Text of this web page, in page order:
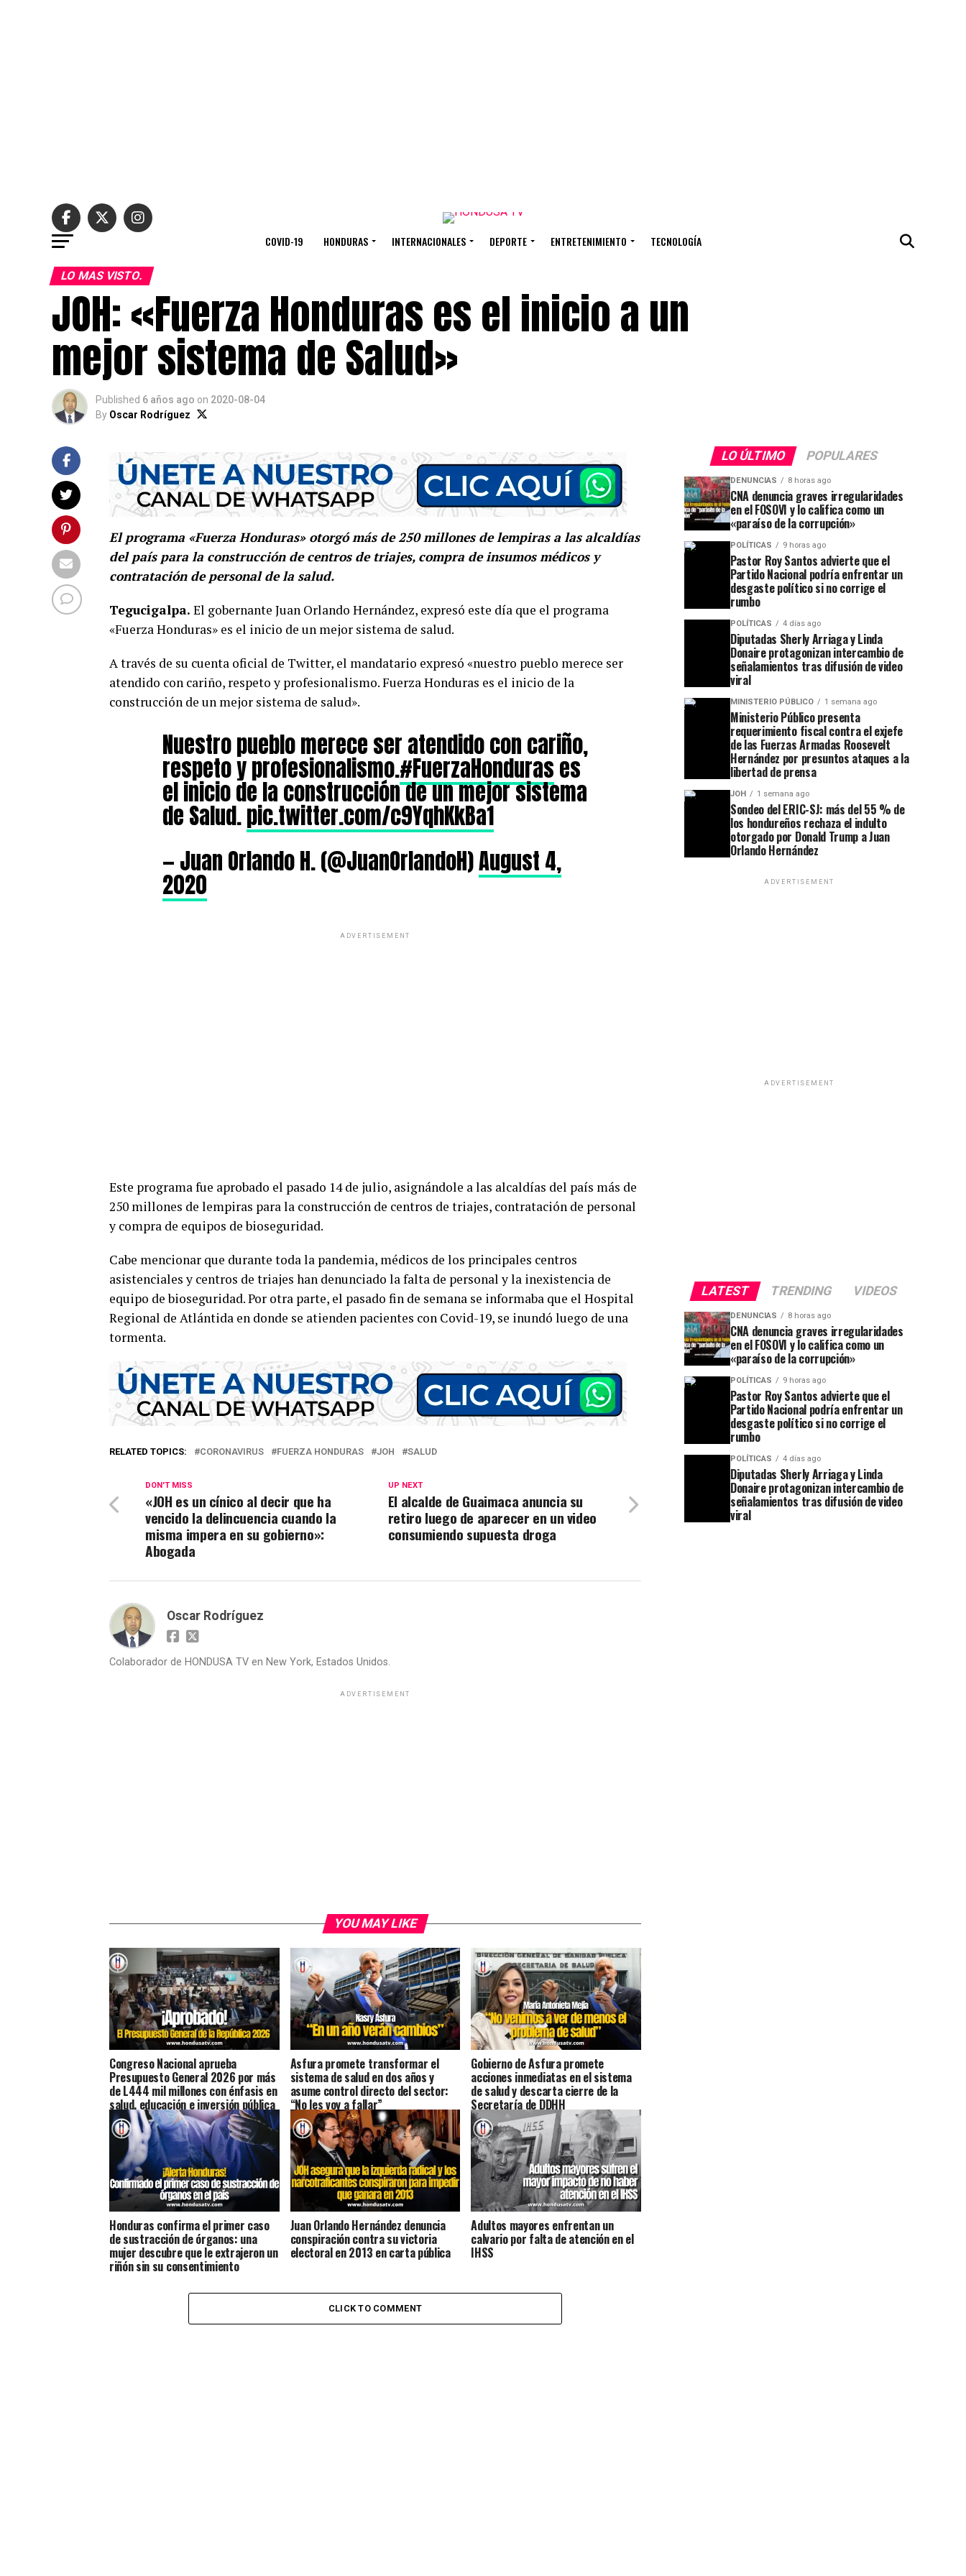
COVID-19 HONDURAS INTERNACIONALES DEPORTE ENTRETENIMIENTO TECNOLOGÍA
LO MAS VISTO.
JOH: «Fuerza Honduras es el inicio a un
mejor sistema de Salud»
Published 6 años ago on 2020-08-04
By Oscar Rodríguez
El programa «Fuerza Honduras» otorgó más de 250 millones de lempiras a las alcaldías
del país para la construcción de centros de triajes, compra de insumos médicos y
contratación de personal de la salud.
Tegucigalpa. El gobernante Juan Orlando Hernández, expresó este día que el programa
«Fuerza Honduras» es el inicio de un mejor sistema de salud.
A través de su cuenta oficial de Twitter, el mandatario expresó «nuestro pueblo merece ser
atendido con cariño, respeto y profesionalismo. Fuerza Honduras es el inicio de la
construcción de un mejor sistema de salud».
Nuestro pueblo merece ser atendido con cariño,
respeto y profesionalismo.#FuerzaHondurases
el inicio de la construcción de un mejor sistema
de Salud.pic.twitter.com/c9YqhKkBa1
— Juan Orlando H. (@JuanOrlandoH)August 4,
2020
ADVERTISEMENT
Este programa fue aprobado el pasado 14 de julio, asignándole a las alcaldías del país más de
250 millones de lempiras para la construcción de centros de triajes, contratación de personal
y compra de equipos de bioseguridad.
Cabe mencionar que durante toda la pandemia, médicos de los principales centros
asistenciales y centros de triajes han denunciado la falta de personal y la inexistencia de
equipo de bioseguridad. Por otra parte, el pasado fin de semana se informaba que el Hospital
Regional de Atlántida en donde se atienden pacientes con Covid-19, se inundó luego de una
tormenta.
RELATED TOPICS: CORONAVIRUS FUERZA HONDURAS JOH SALUD
UP NEXT
El alcalde de Guaimaca anuncia su
retiro luego de aparecer en un video
consumiendo supuesta droga
DON'T MISS
«JOH es un cínico al decir que ha
vencido la delincuencia cuando la
misma impera en su gobierno»:
Abogada
Oscar Rodríguez
Colaborador de HONDUSA TV en New York, Estados Unidos.
ADVERTISEMENT
YOU MAY LIKE
Congreso Nacional aprueba
Presupuesto General 2026 por más
de L444 mil millones con énfasis en
salud, educación e inversión pública
Asfura promete transformar el
sistema de salud en dos años y
asume control directo del sector:
“No les voy a fallar”
Gobierno de Asfura promete
acciones inmediatas en el sistema
de salud y descarta cierre de la
Secretaría de DDHH
Honduras confirma el primer caso
de sustracción de órganos: una
mujer descubre que le extrajeron un
riñón sin su consentimiento
Juan Orlando Hernández denuncia
conspiración contra su victoria
electoral en 2013 en carta pública
Adultos mayores enfrentan un
calvario por falta de atención en el
IHSS
CLICK TO COMMENT
LO ÚLTIMO POPULARES
DENUNCIAS 8 horas ago
CNA denuncia graves irregularidades
en el FOSOVI y lo califica como un
«paraíso de la corrupción»
POLÍTICAS 9 horas ago
Pastor Roy Santos advierte que el
Partido Nacional podría enfrentar un
desgaste político si no corrige el
rumbo
POLÍTICAS 4 días ago
Diputadas Sherly Arriaga y Linda
Donaire protagonizan intercambio de
señalamientos tras difusión de video
viral
MINISTERIO PÚBLICO 1 semana ago
Ministerio Público presenta
requerimiento fiscal contra el exjefe
de las Fuerzas Armadas Roosevelt
Hernández por presuntos ataques a la
libertad de prensa
JOH 1 semana ago
Sondeo del ERIC-SJ: más del 55 % de
los hondureños rechaza el indulto
otorgado por Donald Trump a Juan
Orlando Hernández
ADVERTISEMENT
ADVERTISEMENT
LATEST TRENDING VIDEOS
DENUNCIAS 8 horas ago
CNA denuncia graves irregularidades
en el FOSOVI y lo califica como un
«paraíso de la corrupción»
POLÍTICAS 9 horas ago
Pastor Roy Santos advierte que el
Partido Nacional podría enfrentar un
desgaste político si no corrige el
rumbo
POLÍTICAS 4 días ago
Diputadas Sherly Arriaga y Linda
Donaire protagonizan intercambio de
señalamientos tras difusión de video
viral